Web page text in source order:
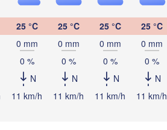
25 °C
0 mm
0 %
N
11 km/h
25 °C
0 mm
0 %
N
11 km/h
25 °C
0 mm
0 %
N
11 km/h
25 °C
0 mm
0 %
N
11 km/h